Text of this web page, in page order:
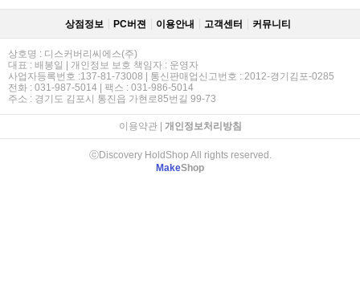
상점정보 PC버젼 이용안내 고객센터 커뮤니티
상호명 : 디스커버리씨에스(주)
대표 : 배봉일 | 개인정보 보호 책임자 : 운영자
사업자등록번호 :137-81-73008 | 통신판매업신고번호 : 2012-경기김포-0285
전화 : 031-987-5014 | 팩스 : 031-986-5014
주소 : 경기도 김포시 통진읍 가현로85번길 99-73
이용약관| 개인정보처리방침
ⓒDiscovery HoldShop All rights reserved.
MakeShop